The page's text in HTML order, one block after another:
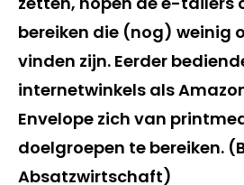
bereiken die (nog) weinig
vinden zijn. Eerder
internetwinkels als
Envelope zich van
doelgroepen te bereiken.
Absatzwirtschaft)